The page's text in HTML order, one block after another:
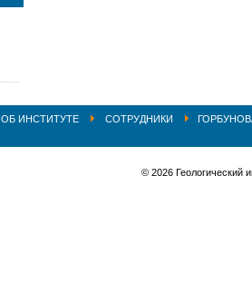
ОБ ИНСТИТУТЕ СОТРУДНИКИ
© 2026 Геологический